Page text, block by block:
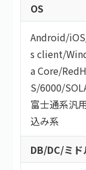
OS
Android/iOS
s client/
a Core/
S/6000/
富士通系汎
込み系
DB/DC/ミド